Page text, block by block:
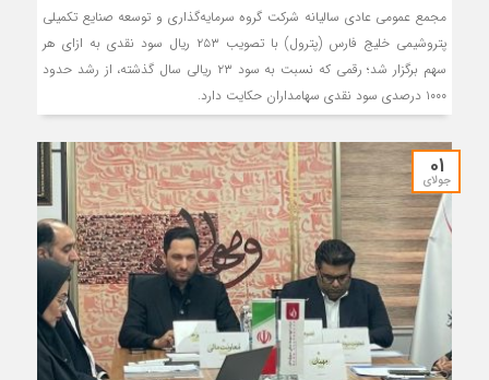
مجمع عمومی عادی سالیانه شرکت گروه سرمایه‌گذاری و توسعه صنایع تکمیلی
پتروشیمی خلیج فارس (پترول) با تصویب ۲۵۳ ریال سود نقدی به ازای هر
سهم برگزار شد؛ رقمی که نسبت به سود ۲۳ ریالی سال گذشته، از رشد حدود
۱۰۰۰ درصدی سود نقدی سهامداران حکایت دارد.
01
جولای